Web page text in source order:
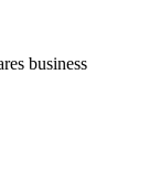
business